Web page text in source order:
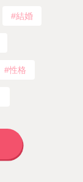
結婚
性格